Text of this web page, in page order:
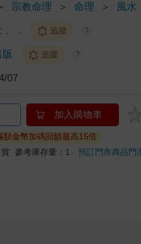
宗教命理 ＞ 命理 ＞ 風水
. 追蹤 ?
追蹤 ?
07
加入購物車
金幣加碼回饋最高15倍
參考庫存量：1預訂門市商品門